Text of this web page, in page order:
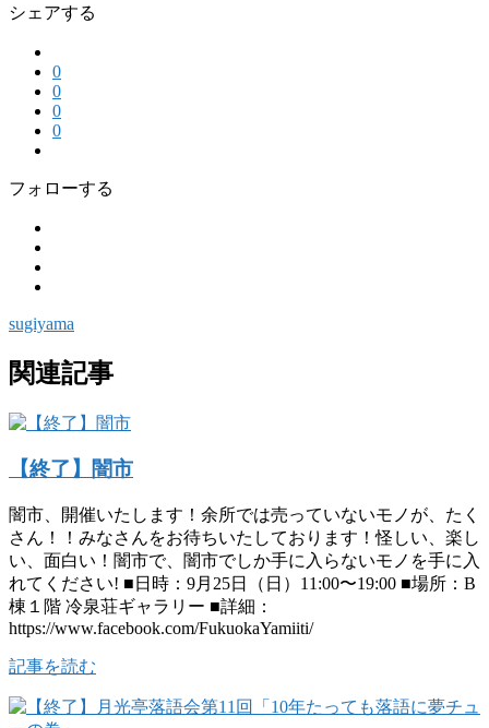
シェアする
0
0
0
0
フォローする
sugiyama
関連記事
【終了】闇市
闇市、開催いたします！余所では売っていないモノが、たく
さん！！みなさんをお待ちいたしております！怪しい、楽し
い、面白い！闇市で、闇市でしか手に入らないモノを手に入
れてください! ■日時：9月25日（日）11:00〜19:00 ■場所：B
棟１階 冷泉荘ギャラリー ■詳細：
https://www.facebook.com/FukuokaYamiiti/
記事を読む